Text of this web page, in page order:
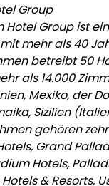
Group
Hotel Group ist
mehr als 40
betreibt 50
als 14.000
Mexiko, der
Sizilien
gehören
Grand
Hotels,
& Resorts,